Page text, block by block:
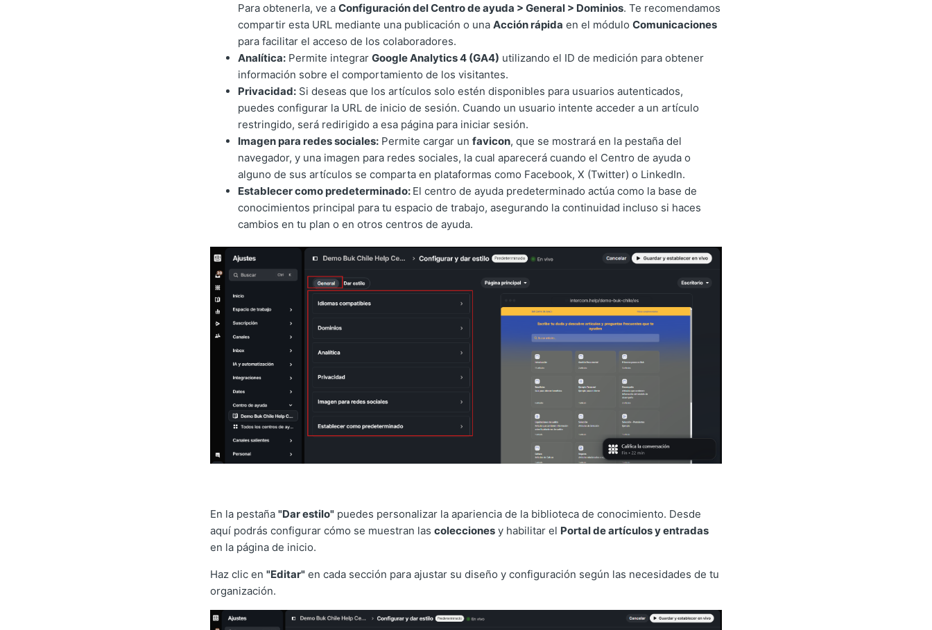
Para obtenerla, ve a Configuración del Centro de ayuda > General > Dominios. Te recomendamos
compartir esta URL mediante una publicación o una Acción rápida en el módulo Comunicaciones
para facilitar el acceso de los colaboradores.
Analítica:Permite integrar Google Analytics 4 (GA4) utilizando el ID de medición para obtener
información sobre el comportamiento de los visitantes.
Privacidad:Si deseas que los artículos solo estén disponibles para usuarios autenticados,
puedes configurar la URL de inicio de sesión. Cuando un usuario intente acceder a un artículo
restringido, será redirigido a esa página para iniciar sesión.
Imagen para redes sociales:Permite cargar un favicon, que se mostrará en la pestaña del
navegador, y una imagen para redes sociales, la cual aparecerá cuando el Centro de ayuda o
alguno de sus artículos se comparta en plataformas como Facebook, X (Twitter) o LinkedIn.
Establecer como predeterminado: El centro de ayuda predeterminado actúa como la base de
conocimientos principal para tu espacio de trabajo, asegurando la continuidad incluso si haces
cambios en tu plan o en otros centros de ayuda.
En la pestaña "Dar estilo" puedes personalizar la apariencia de la biblioteca de conocimiento. Desde
aquí podrás configurar cómo se muestran las coleccionesy habilitar el Portal de artículos y entradas
en la página de inicio.
Haz clic en "Editar" en cada sección para ajustar su diseño y configuración según las necesidades de tu
organización.